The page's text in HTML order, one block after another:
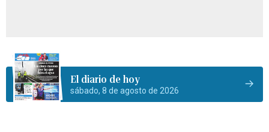
El diario de hoy
sábado, 8 de agosto de 2026